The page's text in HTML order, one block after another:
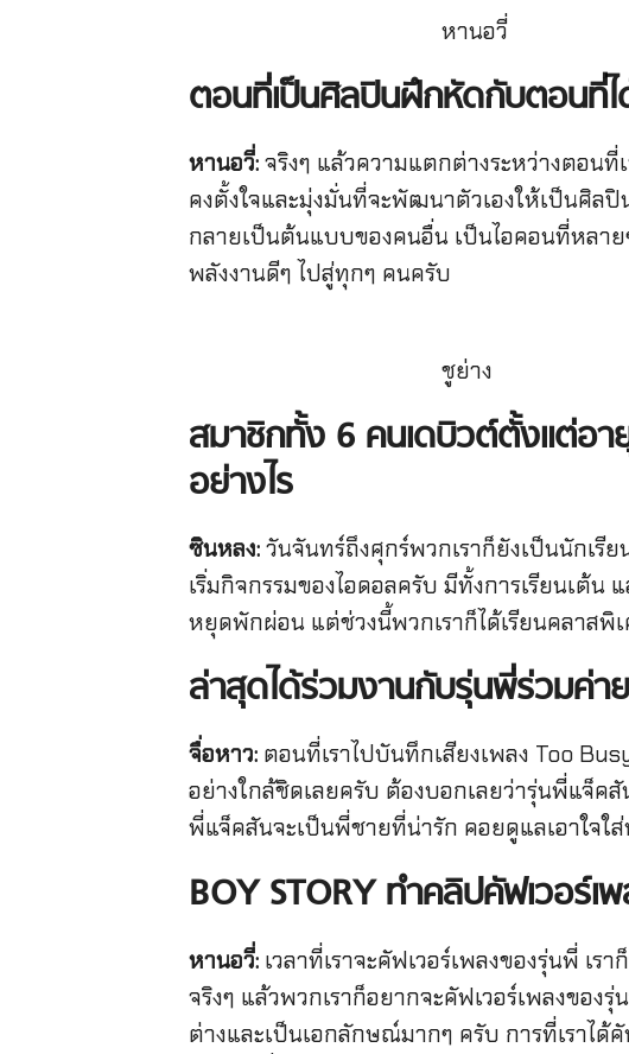
หานอวี่
ตอนที่เป็นศิลปินฝึกหัดกับตอนที่ไ
หานอวี่:จริงๆ แล้วความแตกต่างระหว่างตอน
คงตั้งใจและมุ่งมั่นที่จะพัฒนาตัวเองให้เป็นศิล
กลายเป็นต้นแบบของคนอื่น เป็นไอคอนที่หลา
พลังงานดีๆ ไปสู่ทุกๆ คนครับ
ชูย่าง
สมาชิกทั้ง 6 คนเดบิวต์ตั้งแต่อา
อย่างไร
ซินหลง:วันจันทร์ถึงศุกร์พวกเราก็ยังเป็นนักเรี
เริ่มกิจกรรมของไอดอลครับ มีทั้งการเรียนเต้น
หยุดพักผ่อน แต่ช่วงนี้พวกเราก็ได้เรียนคลาสพิ
ล่าสุดได้ร่วมงานกับรุ่นพี่ร่วมค่
จื่อหาว:ตอนที่เราไปบันทึกเสียงเพลง Too
อย่างใกล้ชิดเลยครับ ต้องบอกเลยว่ารุ่นพี่แจ็ค
พี่แจ็คสันจะเป็นพี่ชายที่น่ารัก คอยดูแลเอาใจใ
BOY STORYทำคลิปคัฟเวอร์เ
หานอวี่:เวลาที่เราจะคัฟเวอร์เพลงของรุ่นพี่ เ
จริงๆ แล้วพวกเราก็อยากจะคัฟเวอร์เพลงของ
ต่างและเป็นเอกลักษณ์มากๆ ครับ การที่เราได้